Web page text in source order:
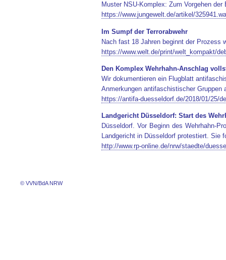
Muster NSU-Komplex: Zum Vorgehen
https://www.jungewelt.de/artikel/
Im Sumpf der Terrorabwehr
Nach fast 18 Jahren beginnt der Prozess
https://www.welt.de/print/welt_kompakt/
Den Komplex Wehrhahn-Anschlag
Wir dokumentieren ein Flugblatt
Anmerkungen antifaschistischer
https://antifa-duesseldorf.de/2018/01/25/
Landgericht Düsseldorf: Start des
Düsseldorf. Vor Beginn des Wehrhahn-
Landgericht in Düsseldorf protestiert. Sie
http://www.rp-online.de/nrw/staedte/
© VVN/BdA NRW